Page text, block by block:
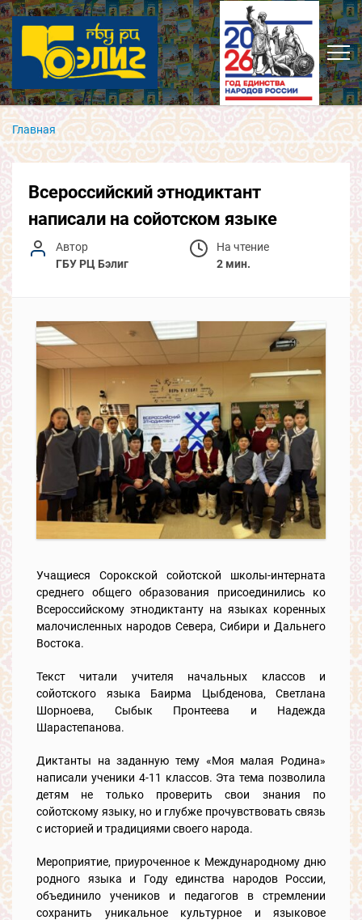
Главная
Всероссийский этнодиктант
написали на сойотском языке
Автор
ГБУ РЦ Бэлиг
На чтение
2 мин.
Учащиеся Сорокской сойотской школы-интерната
среднего общего образования присоединились ко
Всероссийскому этнодиктанту на языках коренных
малочисленных народов Севера, Сибири и Дальнего
Востока.
Текст читали учителя начальных классов и
сойотского языка Баирма Цыбденова, Светлана
Шорноева, Сыбык Пронтеева и Надежда
Шарастепанова.
Диктанты на заданную тему «Моя малая Родина»
написали ученики 4-11 классов. Эта тема позволила
детям не только проверить свои знания по
сойотскому языку, но и глубже прочувствовать связь
с историей и традициями своего народа.
Мероприятие, приуроченное к Международному дню
родного языка и Году единства народов России,
объединило учеников и педагогов в стремлении
сохранить уникальное культурное и языковое